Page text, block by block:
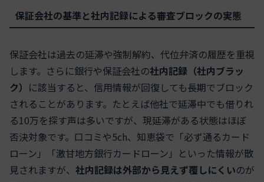
保証会社の基準と社内記録による審査ブロックの実態
保証会社は過去の延滞や強制解約、代位弁済の履歴を重視
します。さらに銀行や保証会社の社内記録（社内ブラッ
ク） に該当すると、信用情報が回復しても長期でブロック
されることがあります。たとえば他社で延滞中でも借りれ
る10万を探す声は多いですが、現延滞がある状態はほぼ
否決対象です。口コミや5ch、知恵袋で「必ず通るカード
ローン」「激甘地方銀行カードローン」といった情報が散
見されますが、 社内記録は外部から見えず覆しにくいのが